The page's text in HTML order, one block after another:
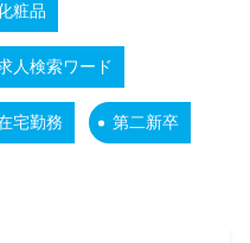
粧品
人検索ワード
宅勤務 第二新卒